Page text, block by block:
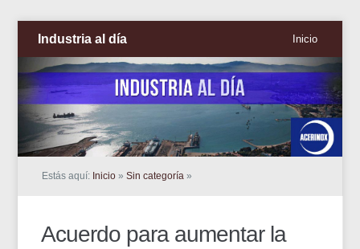
Industria al día Inicio
Estás aquí: Inicio »Sin categoría »
Acuerdo para aumentar la